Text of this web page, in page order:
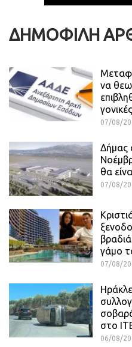
ΔΗΜΟΦΙΛΗ
να
07/08/
Δήμας
θα
07/08/
γάμο
07/08/
στο
06/08/